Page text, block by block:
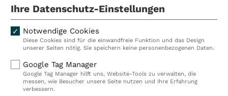
Schweiz und beschäftigen rund 14.000
Mitarbeiterinnen und Mitarbeiter. In Deutschland
betreiben wir 29 Rehakliniken, zwei Akutkliniken, acht
ambulante Rehazentren, zwei Medizinische
Versorgungszentren (MVZ), neun Pflegeeinrichtungen
sowie ein Prevention Center. Zudem führen wir einen
touristischen Standort in Damp. Insgesamt
beschäftigen wir bei VITREA Deutschland über 9.000
Ihre Datenschutz-Einstellungen
Notwendige Cookies
Diese Cookies sind für die einwandfreie Funktion und das Design
unserer Seiten nötig. Sie speichern keine personenbezogenen Daten.
Google Tag Manager
Google Tag Manager hilft uns, Website-Tools zu verwalten, die
messen, wie Besucher unsere Seite nutzen und Ihre Erfahrung
verbessern.